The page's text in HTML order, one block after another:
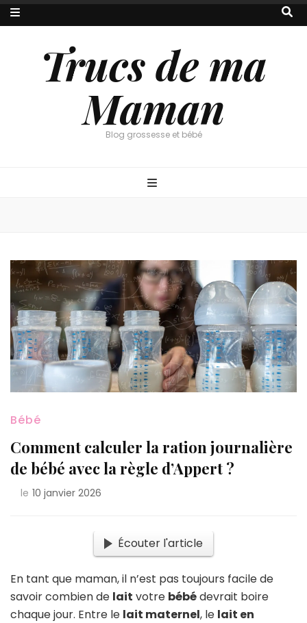
Trucs de ma
Maman
Blog grossesse et bébé
Bébé
Comment calculer la ration journalière
de bébé avec la règle d’Appert ?
le 10 janvier 2026
Écouter l'article
En tant que maman, il n’est pas toujours facile de
savoir combien de lait votre bébédevrait boire
chaque jour. Entre le lait maternel, le lait en